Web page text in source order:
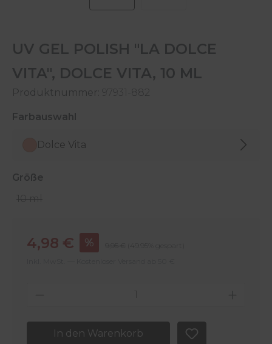
UV GEL POLISH "LA DOLCE
VITA", DOLCE VITA, 10 ML
Produktnummer: 97931-882
Farbauswahl
Dolce Vita
Größe
10 ml
Verkaufspreis:
4,98 € % Regulärer Preis:
9,95 €
(49.95% gespart)
Produkt Anzahl: Gib den
In den Warenkorb